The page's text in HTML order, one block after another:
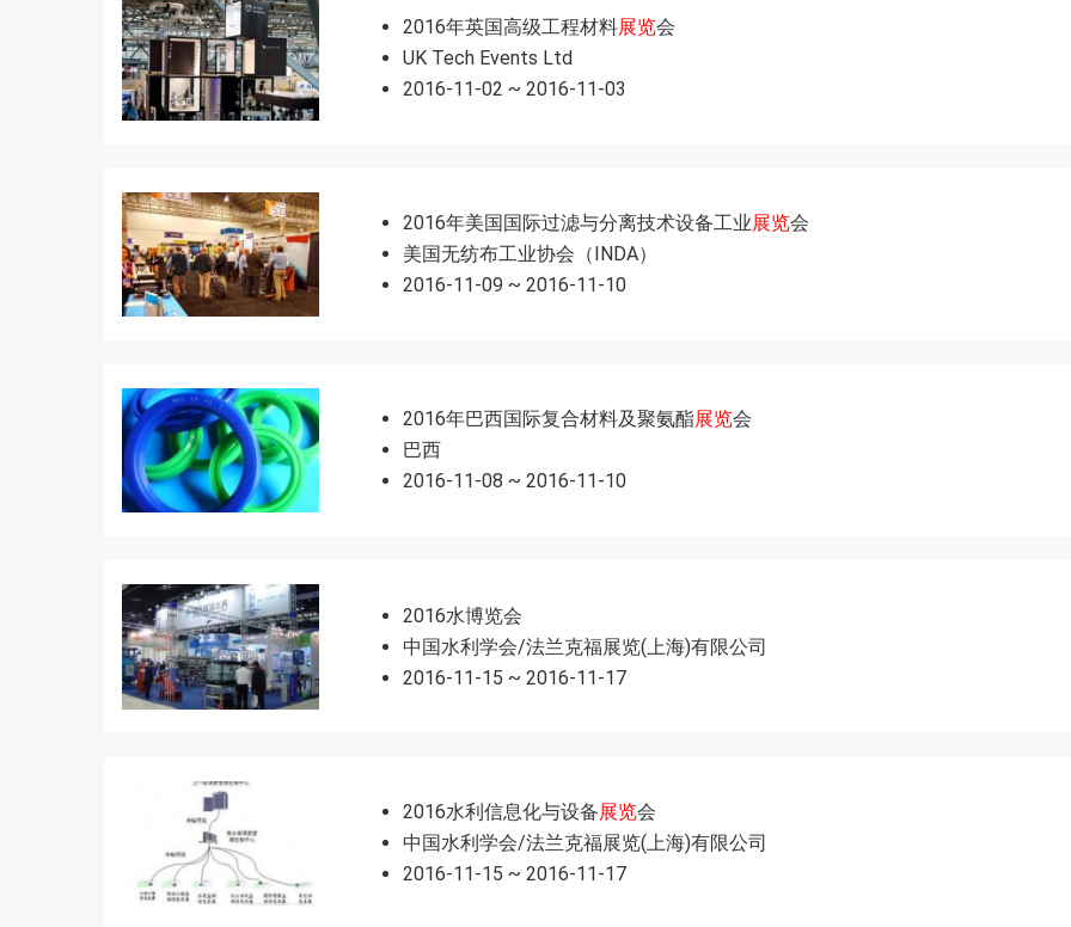
2016年英国高级工程材料展览会
UK Tech Events Ltd
2016-11-02 ~ 2016-11-03
2016年美国国际过滤与分离技术设备工业展览会
美国无纺布工业协会（INDA）
2016-11-09 ~ 2016-11-10
2016年巴西国际复合材料及聚氨酯展览会
巴西
2016-11-08 ~ 2016-11-10
2016水博览会
中国水利学会/法兰克福展览(上海)有限公司
2016-11-15 ~ 2016-11-17
2016水利信息化与设备展览会
中国水利学会/法兰克福展览(上海)有限公司
2016-11-15 ~ 2016-11-17